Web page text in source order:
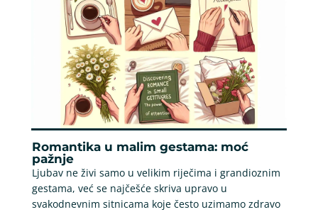
Romantika u malim gestama: moć
pažnje
Ljubav ne živi samo u velikim riječima i grandioznim
gestama, već se najčešće skriva upravo u
svakodnevnim sitnicama koje često uzimamo zdravo